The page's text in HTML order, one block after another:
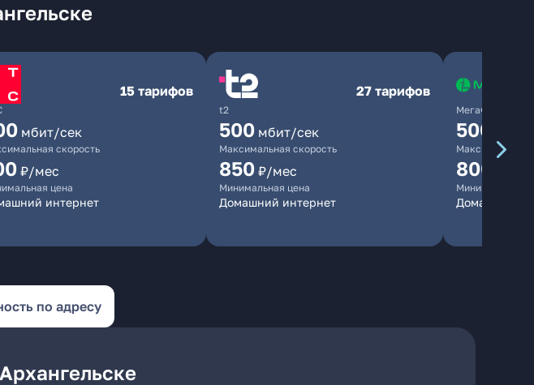
15 тарифов
мбит/сек
скорость
₽/мес
цена
интернет
t2
27 тарифов
500 мбит/сек
Максимальная скорость
850 ₽/мес
Минимальная цена
Домашний интернет
МегаФон
500
Максимальная
800
Минимальная
Домашний
по адресу